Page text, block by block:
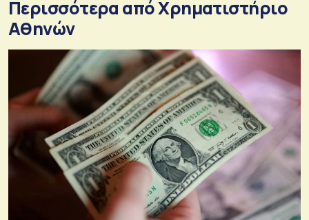
Περισσότερα από Xρηματιστήριο
Αθηνών